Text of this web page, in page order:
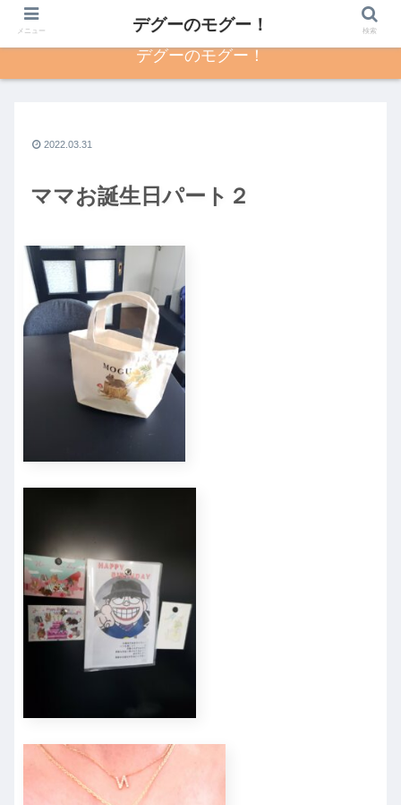
デグーのモグー！
ママお誕生日パート２
2022.03.31
メニュー デグーのモグー！ 検索